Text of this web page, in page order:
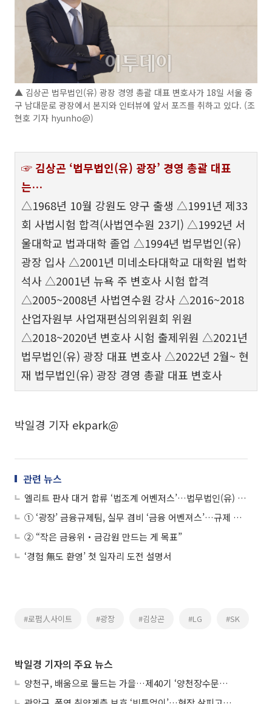
▲ 김상곤 법무법인(유) 광장 경영 총괄 대표 변호사가 18일 서울 중
구 남대문로 광장에서 본지와 인터뷰에 앞서 포즈를 취하고 있다. (조
현호 기자 hyunho@)
☞ 김상곤 ‘법무법인(유) 광장’ 경영 총괄 대표
는…
△1968년 10월 강원도 양구 출생 △1991년 제33
회 사법시험 합격(사법연수원 23기) △1992년 서
울대학교 법과대학 졸업 △1994년 법무법인(유)
광장 입사 △2001년 미네소타대학교 대학원 법학
석사 △2001년 뉴욕 주 변호사 시험 합격
△2005~2008년 사법연수원 강사 △2016~2018
산업자원부 사업재편심의위원회 위원
△2018~2020년 변호사 시험 출제위원 △2021년
법무법인(유) 광장 대표 변호사 △2022년 2월~ 현
재 법무법인(유) 광장 경영 총괄 대표 변호사
박일경 기자 ekpark@
관련 뉴스
엘리트 판사 대거 합류 ‘법조계 어벤저스’…법무법인(유) 광장 ‘송무그룹’
① ‘광장’ 금융규제팀, 실무 겸비 ‘금융 어벤져스’…규제 리스크 ‘철통방어’
② “작은 금융위‧금감원 만드는 게 목표”
‘경험 無도 환영’ 첫 일자리 도전 설명서
#로펌人사이트 #광장 #김상곤 #LG #SK
박일경 기자의 주요 뉴스
양천구, 배움으로 물드는 가을…제40기 ‘양천장수문화대학’ 수강생 모집